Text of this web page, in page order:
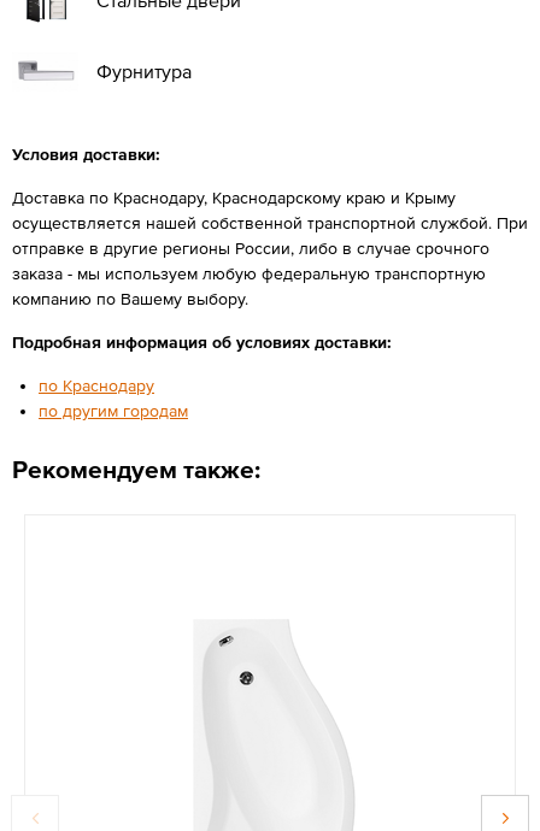
Фурнитура
Условия доставки:
Доставка по Краснодару, Краснодарскому краю и Крыму
осуществляется нашей собственной транспортной службой. При
отправке в другие регионы России, либо в случае срочного
заказа - мы используем любую федеральную транспортную
компанию по Вашему выбору.
Подробная информация об условиях доставки:
по Краснодару
по другим городам
Рекомендуем также: